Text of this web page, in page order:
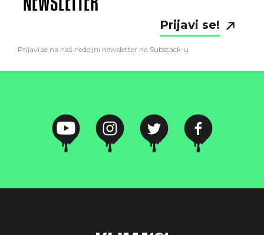
Prijavi se!
Prijavi se na naš nedeljni newsletter na Substack-u